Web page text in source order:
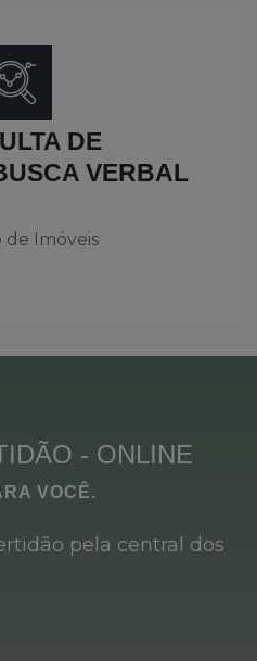
DE
VERBAL
de Imóveis
- ONLINE
VOCÊ.
pela central dos